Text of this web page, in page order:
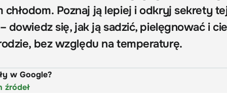
chłodom. Poznaj ją lepiej i odkryj sekrety
dowiedz się, jak ją sadzić, pielęgnować i
bez względu na temperaturę.
w Google?
źródeł